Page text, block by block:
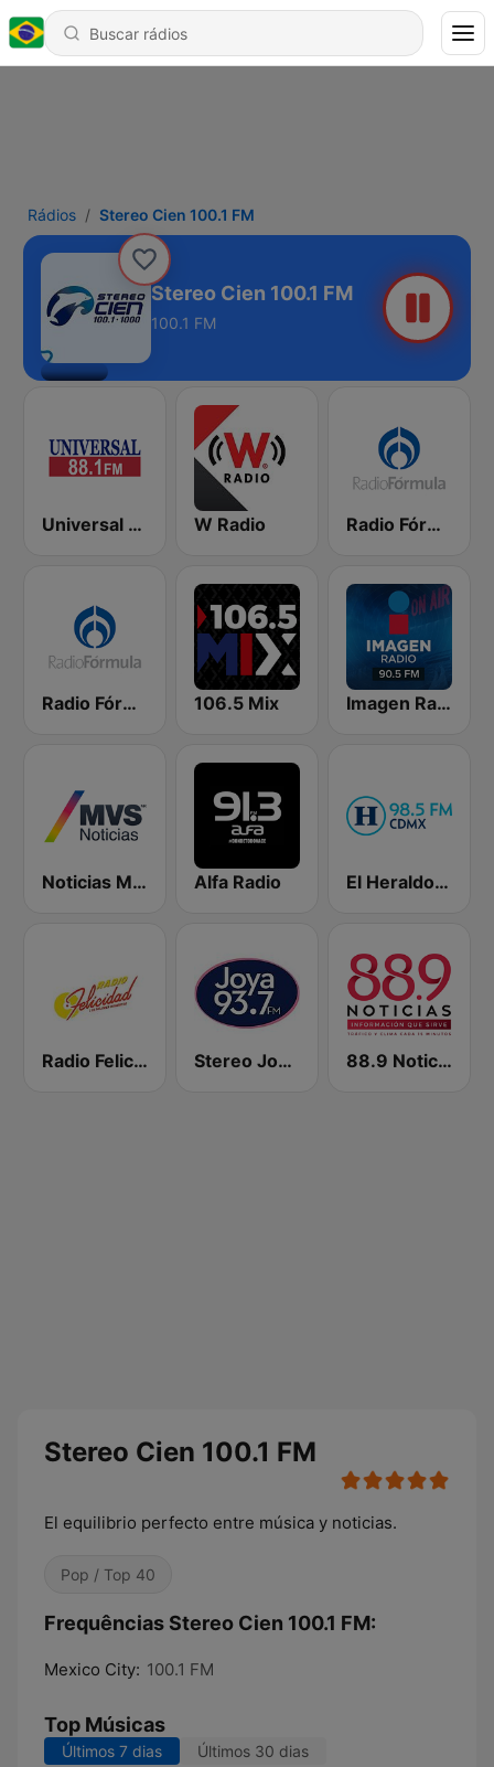
Rádios Stereo Cien 100.1 FM
Stereo Cien 100.1 FM
100.1 FM
Universal 88.1 FM W Radio Radio Fórmula 104.1 FM
Radio Fórmula 103.3 FM 106.5 Mix Imagen Radio 90.5 FM
Noticias MVS Alfa Radio El Heraldo de México
Radio Felicidad 1180 AM Stereo Joya FM 88.9 Noticias
Stereo Cien 100.1 FM
El equilibrio perfecto entre música y noticias.
Pop / Top 40
Frequências Stereo Cien 100.1 FM:
Mexico City: 100.1 FM
Top Músicas
Últimos 7 dias Últimos 30 dias